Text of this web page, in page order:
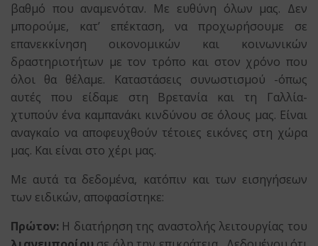
βαθμό που αναμενόταν. Με ευθύνη όλων μας. Δεν
μπορούμε, κατ’ επέκταση, να προχωρήσουμε σε
επανεκκίνηση οικονομικών και κοινωνικών
δραστηριοτήτων με τον τρόπο και στον χρόνο που
όλοι θα θέλαμε. Καταστάσεις συνωστισμού -όπως
αυτές που είδαμε στη Βρετανία και τη Γαλλία-
χτυπούν ένα καμπανάκι κινδύνου σε όλους μας. Είναι
αναγκαίο να αποφευχθούν τέτοιες εικόνες στη χώρα
μας. Και είναι στο χέρι μας.
Με αυτά τα δεδομένα, κατόπιν και των εισηγήσεων
των ειδικών, αποφασίστηκε:
Πρώτον: Η διατήρηση της αναστολής λειτουργίας του